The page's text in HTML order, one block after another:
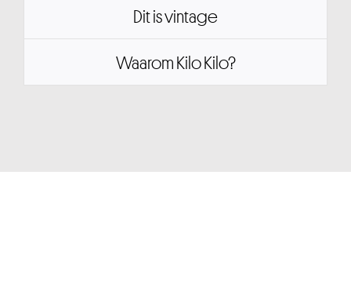
Dit is vintage
Waarom Kilo Kilo?